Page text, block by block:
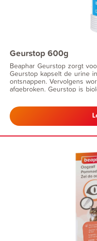
Geurstop 600g
Beaphar Geurstop zorgt
Geurstop kapselt de urine
ontsnappen. Vervolgens
afgebroken. Geurstop is